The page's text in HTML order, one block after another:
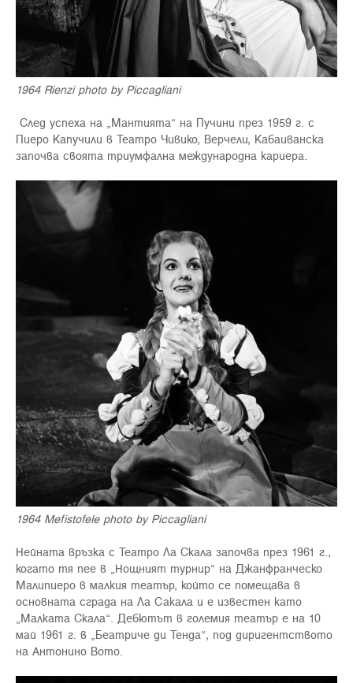
1964 Rienzi photo by Piccagliani
След успеха на „Мантията“ на Пучини през 1959 г. с
Пиеро Капучили в Театро Чивико, Верчели, Кабаиванска
започва своята триумфална международна кариера.
1964 Mefistofele photo by Piccagliani
Нейната връзка с Театро Ла Скала започва през 1961 г.,
когато тя пее в „Нощният турнир“ на Джанфранческо
Малипиеро в малкия театър, който се помещава в
основната сграда на Ла Сакала и е известен като
„Малката Скала“. Дебютът в големия театър е на 10
май 1961 г. в „Беатриче ди Тенда“, под диригентството
на Антонино Вото.